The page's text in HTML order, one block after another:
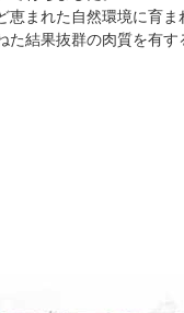
恵まれた自然環境に育ま
た結果抜群の肉質を有す